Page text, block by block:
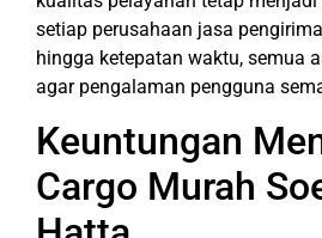
setiap perusahaan jasa
hingga ketepatan waktu, semua
agar pengalaman pengguna
Keuntungan
Cargo Murah